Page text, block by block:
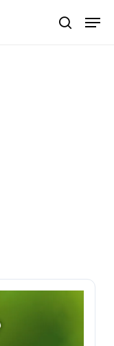
search